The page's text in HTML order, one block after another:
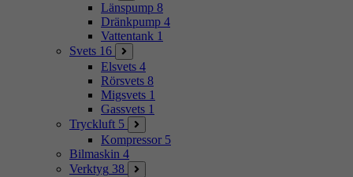
Länspump 8
Dränkpump 4
Vattentank 1
Svets 16
Elsvets 4
Rörsvets 8
Migsvets 1
Gassvets 1
Tryckluft 5
Kompressor 5
Bilmaskin 4
Verktyg 38